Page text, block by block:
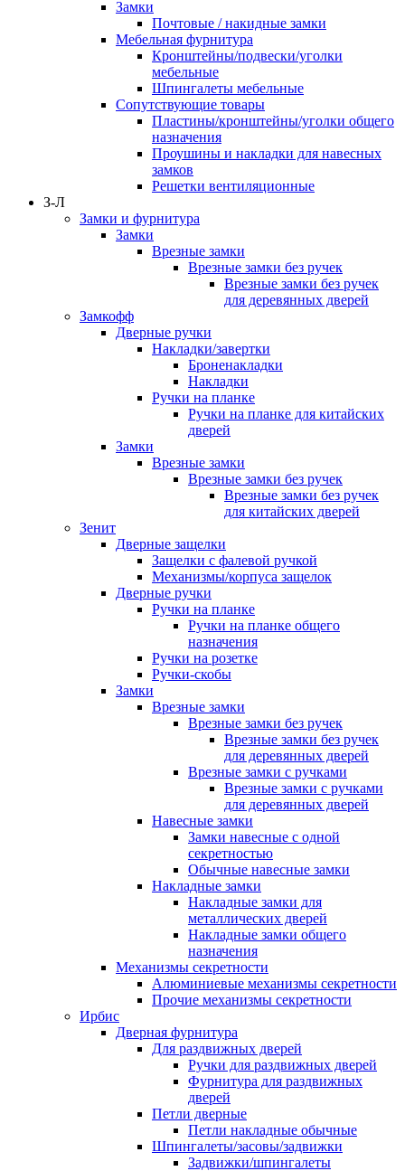
Замки
Почтовые / накидные замки
Мебельная фурнитура
Кронштейны/подвески/уголки
мебельные
Шпингалеты мебельные
Сопутствующие товары
Пластины/кронштейны/уголки общего
назначения
Проушины и накладки для навесных
замков
Решетки вентиляционные
З-Л
Замки и фурнитура
Замки
Врезные замки
Врезные замки без ручек
Врезные замки без ручек
для деревянных дверей
Замкофф
Дверные ручки
Накладки/завертки
Броненакладки
Накладки
Ручки на планке
Ручки на планке для китайских
дверей
Замки
Врезные замки
Врезные замки без ручек
Врезные замки без ручек
для китайских дверей
Зенит
Дверные защелки
Защелки с фалевой ручкой
Механизмы/корпуса защелок
Дверные ручки
Ручки на планке
Ручки на планке общего
назначения
Ручки на розетке
Ручки-скобы
Замки
Врезные замки
Врезные замки без ручек
Врезные замки без ручек
для деревянных дверей
Врезные замки с ручками
Врезные замки с ручками
для деревянных дверей
Навесные замки
Замки навесные с одной
секретностью
Обычные навесные замки
Накладные замки
Накладные замки для
металлических дверей
Накладные замки общего
назначения
Механизмы секретности
Алюминиевые механизмы секретности
Прочие механизмы секретности
Ирбис
Дверная фурнитура
Для раздвижных дверей
Ручки для раздвижных дверей
Фурнитура для раздвижных
дверей
Петли дверные
Петли накладные обычные
Шпингалеты/засовы/задвижки
Задвижки/шпингалеты